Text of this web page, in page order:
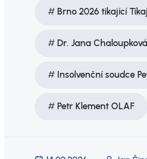
Brno 2026 tikající
Dr. Jana Chaloupková
Insolvenční soudce
Petr Klement OLAF